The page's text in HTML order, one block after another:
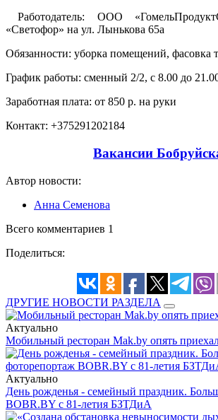
Работодатель: ООО
«Светофор» на ул. Лынькова 65а
Обязанности: уборка помещений, фасовка
График работы: сменный 2/2, с 8.00 до
Заработная плата: от 850 р. на руки
Контакт: +375291202184
Вакансии
Автор новости:
Анна Семенова
Всего комментариев 1
Поделиться:
ДРУГИЕ НОВОСТИ РАЗДЕЛА
Актуально
Мобильный ресторан Mak.by опять
Актуально
День рожденья - семейный праздник.
BOBR.BY с 81-летия БЗТДиА